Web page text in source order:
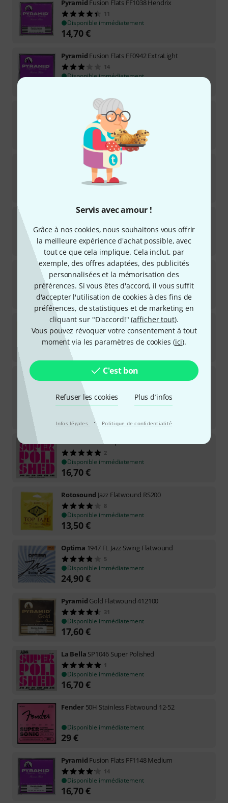
Servis avec amour !
Grâce à nos cookies, nous souhaitons vous offrir
la meilleure expérience d'achat possible, avec
tout ce que cela implique. Cela inclut, par
exemple, des offres adaptées, des publicités
personnalisées et la mémorisation des
préférences. Si vous êtes d'accord, il vous suffit
d'accepter l'utilisation de cookies à des fins de
préférences, de statistiques et de marketing en
cliquant sur "D'accord!" (afficher tout).
Vous pouvez révoquer votre consentement à tout
moment via les paramètres de cookies (ici).
C'est bon
Refuser les cookies Plus d´infos
Infos légales · Politique de confidentialité
Pyramid Fusion Flats FF1038 Hendrix
11
Disponible immédiatement
14,70€
Pyramid Fusion Flats FF0942 ExtraLight
14
Disponible immédiatement
Flatwound Ultra Light
11
Disponible immédiatement
La Bella 800L Jazz Black Nylon L
19
Disponible immédiatement
Pyramid Fusion Flats FF2694VI
Disponible immédiatement
35€
La Bella20-PCM Jazz Flats FWSS
29
Disponible immédiatement
29€
ThomastikGB114
25
Disponible immédiatement
35
50M Stainless Flatwound 11-50
Disponible sous 1–2 semaines
20,90€
Meilleur prix sur 30 jours
SP942 Super Polished
2
Disponible immédiatement
16,70€
Rotosound Jazz Flatwound RS200
8
Disponible immédiatement
13,50€
Optima 1947 FL Jazz Swing Flatwound
5
Disponible immédiatement
24,90€
Pyramid Gold Flatwound 412100
31
Disponible immédiatement
17,60€
La Bella SP1046 Super Polished
1
Disponible immédiatement
16,70€
Fender 50H Stainless Flatwound 12-52
Disponible immédiatement
29€
Pyramid Fusion Flats FF1148 Medium
14
Disponible immédiatement
16,70€